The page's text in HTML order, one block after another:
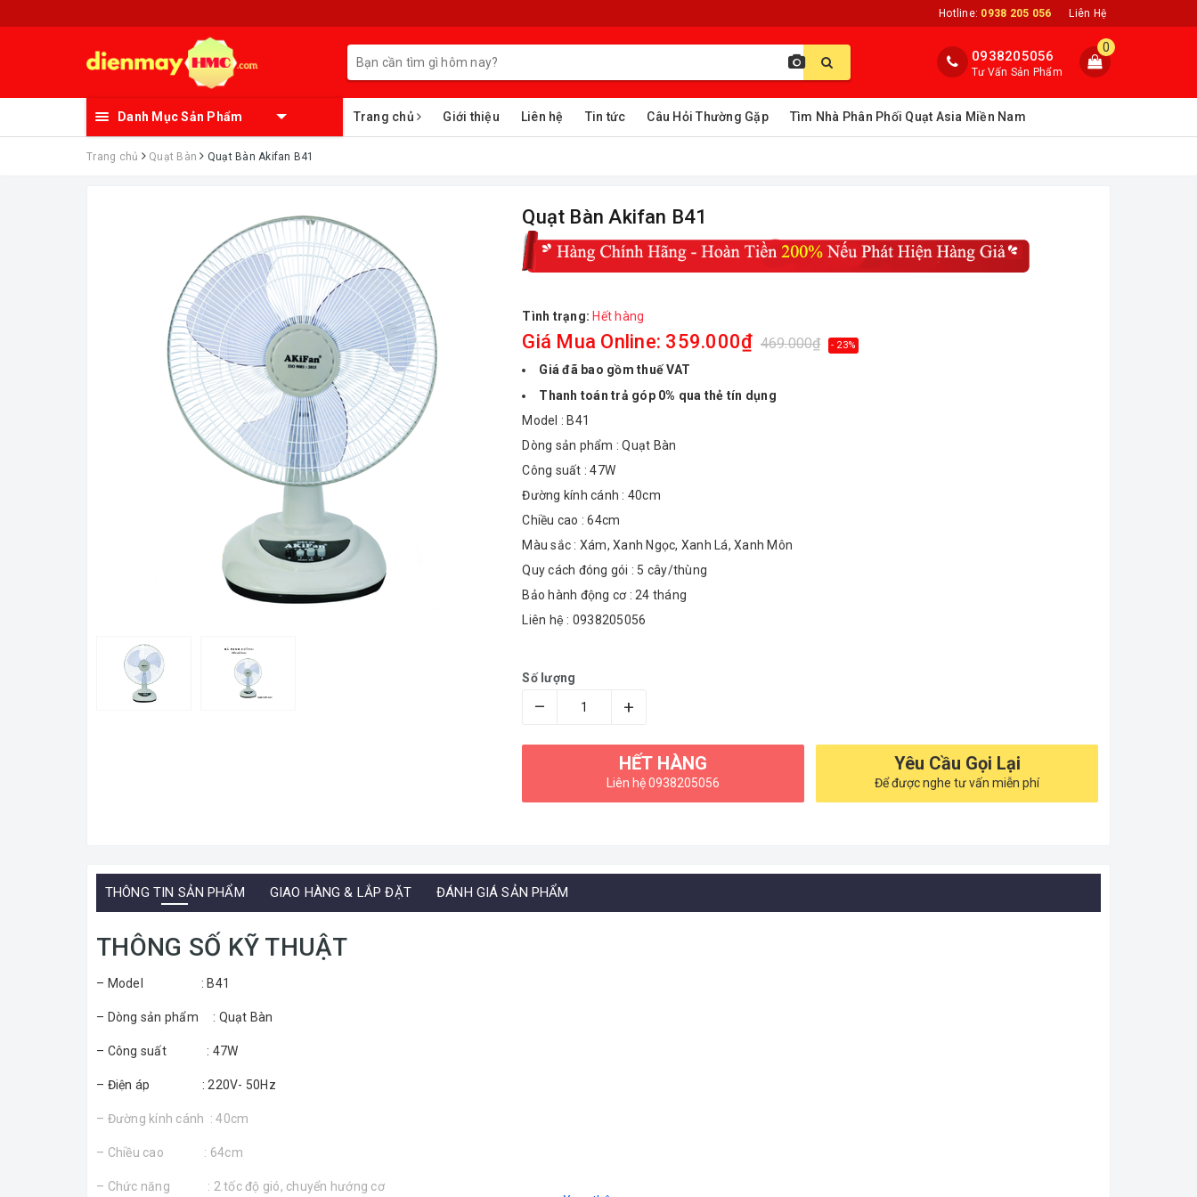
Hotline: 0938 205 056 Liên Hệ
0
0938205056
Tư Vấn Sản Phẩm
Danh Mục Sản Phẩm Trang chủ Giới thiệu Liên hệ Tin tức Câu Hỏi Thường Gặp Tìm Nhà Phân Phối Quạt Asia Miền Nam
Trang chủ Quạt Bàn Quạt Bàn Akifan B41
Quạt Bàn Akifan B41
Tình trạng: Hết hàng
Giá Mua Online: 359.000₫ 469.000₫ - 23%
Giá đã bao gồm thuế VAT
Thanh toán trả góp 0% qua thẻ tín dụng
Model : B41
Dòng sản phẩm : Quạt Bàn
Công suất : 47W
Đường kính cánh : 40cm
Chiều cao : 64cm
Màu sắc : Xám, Xanh Ngọc, Xanh Lá, Xanh Môn
Quy cách đóng gói : 5 cây/thùng
Bảo hành động cơ : 24 tháng
Liên hệ : 0938205056
Số lượng
– +
HẾT HÀNG
Liên hệ 0938205056
Yêu Cầu Gọi Lại
Để được nghe tư vấn miễn phí
THÔNG TIN SẢN PHẨM GIAO HÀNG & LẮP ĐẶT ĐÁNH GIÁ SẢN PHẨM
THÔNG SỐ KỸ THUẬT
– Model : B41
– Dòng sản phẩm : Quạt Bàn
– Công suất : 47W
– Điện áp : 220V- 50Hz
– Đường kính cánh : 40cm
– Chiều cao : 64cm
– Chức năng : 2 tốc độ gió, chuyển hướng cơ